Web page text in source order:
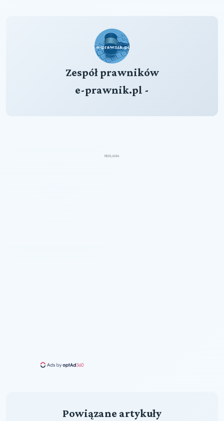
Zespół prawników
e-prawnik.pl -
REKLAMA
Powiązane artykuły